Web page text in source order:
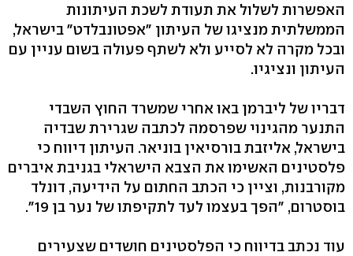
האפשרות לשלול את תעודת לשכת העיתונות
הממשלתית מנציגו של העיתון "אפטונבלדט" בישראל,
ובכל מקרה לא לסייע ולא לשתף פעולה בשום עניין עם
העיתון ונציגיו.
דבריו של ליברמן באו אחרי שמשרד החוץ השבדי
התנער מהגינוי שפרסמה לכתבה שגרירת שבדיה
בישראל, אליזבת בורסיאין בוניאר. העיתון דיווח כי
פלסטינים האשימו את הצבא הישראלי בגניבת איברים
מקורבנות, וציין כי הכתב החתום על הידיעה, דונלד
בוסטרום, "הפך בעצמו לעד לתקיפתו של נער בן 19".
עוד נכתב בדיווח כי הפלסטינים חושדים שצעירים